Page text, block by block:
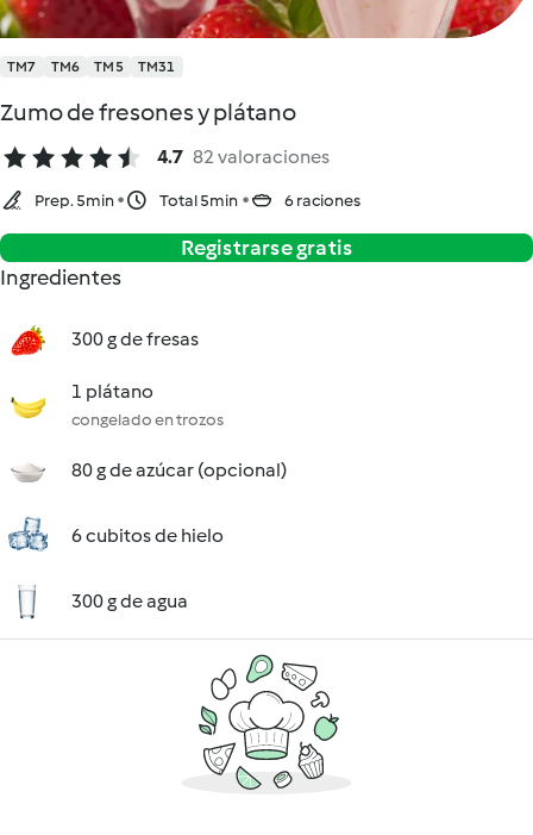
TM7 TM6 TM5 TM31
Zumo de fresones y plátano
4.7 82 valoraciones
Prep. 5min Total 5min 6 raciones
Registrarse gratis
Ingredientes
300 g de fresas
1 plátano
congelado en trozos
80 g de azúcar (opcional)
6 cubitos de hielo
300 g de agua